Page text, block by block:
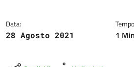
Data:
28 Agosto 2021
1 Min